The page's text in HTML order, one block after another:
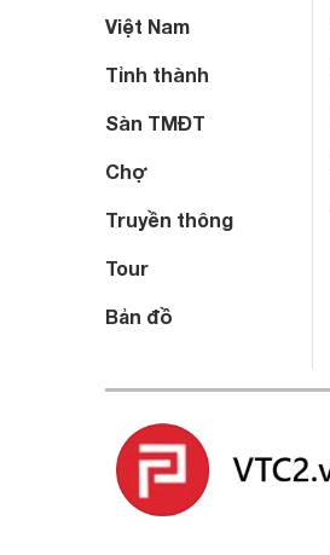
Việt Nam
Tỉnh thành
Sàn TMĐT
Chợ
Truyền thông
Tour
Bản đồ